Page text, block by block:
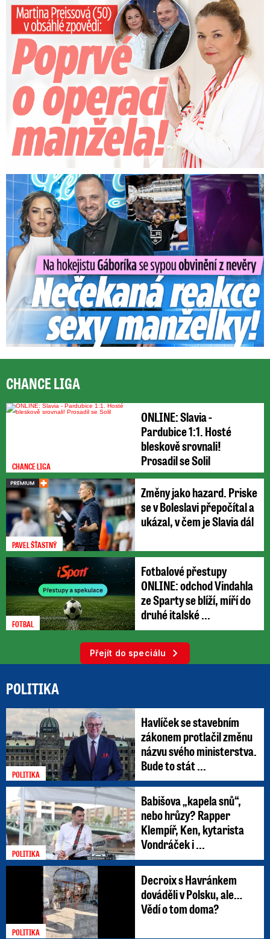
Preissová (50) v obsáhlé zpovědi: Poprvé o operaci manžela
Na Gáboríka se sypou obvinění z nevěry: Reakce manželky!
CHANCE LIGA
CHANCE LIGA
ONLINE: Slavia -
Pardubice 1:1. Hosté
bleskově srovnali!
Prosadil se Solil
PAVEL ŠŤASTNÝ
Změny jako hazard. Priske
se v Boleslavi přepočítal a
ukázal, v čem je Slavia dál
FOTBAL
Fotbalové přestupy
ONLINE: odchod Vindahla
ze Sparty se blíží, míří do
druhé italské ...
Přejít do speciálu
POLITIKA
POLITIKA
Havlíček se stavebním
zákonem protlačil změnu
názvu svého ministerstva.
Bude to stát ...
POLITIKA
Babišova „kapela snů“,
nebo hrůzy? Rapper
Klempíř, Ken, kytarista
Vondráček i ...
POLITIKA
Decroix s Havránkem
dováděli v Polsku, ale…
Vědí o tom doma?